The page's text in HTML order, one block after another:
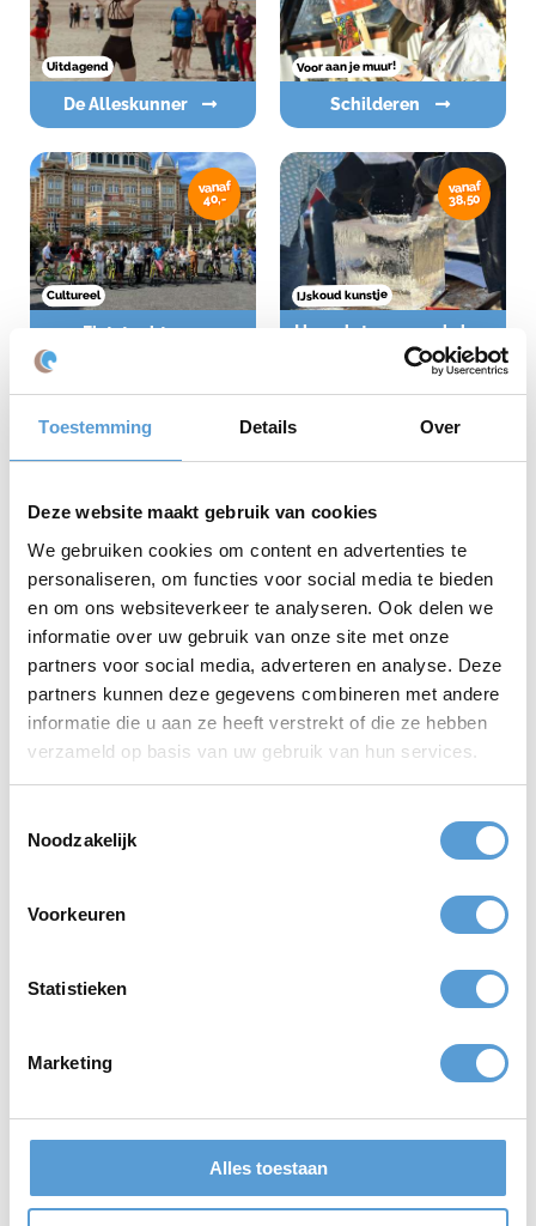
Toestemming Details Over
Deze website maakt gebruik van cookies
We gebruiken cookies om content en advertenties te
personaliseren, om functies voor social media te bieden
en om ons websiteverkeer te analyseren. Ook delen we
informatie over uw gebruik van onze site met onze
partners voor social media, adverteren en analyse. Deze
partners kunnen deze gegevens combineren met andere
informatie die u aan ze heeft verstrekt of die ze hebben
verzameld op basis van uw gebruik van hun services.
Noodzakelijk
Voorkeuren
Statistieken
Marketing
Alles toestaan
Uitdagend
De Alleskunner
Voor aan je muur!
Schilderen
vanaf
40,-
Cultureel
Fietstocht
vanaf
38,50
IJskoud kunstje
IJssculpturen workshop
Smaakvol & gezellig!
Cocktail Shaken
Voel het ritme!
Percussie
vanaf vanaf
vanaf
20,-
13,50 13,50